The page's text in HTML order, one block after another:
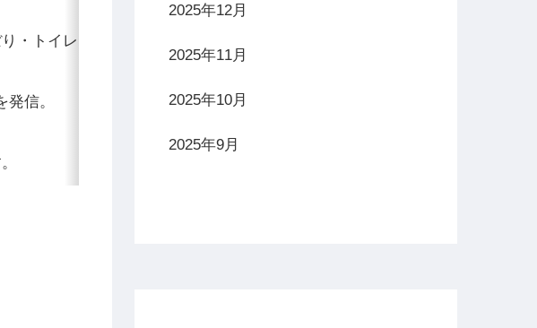
・トイレ・冷暖房完備・全席個人モニター設置・サービスカウンター
信。
2025年12月
2025年11月
2025年10月
2025年9月